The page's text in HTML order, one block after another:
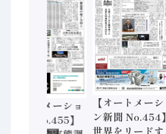
【オートメーショ
ン新聞 No.455】
【オートメーシ
ン新聞 No.454】
世界をリードす